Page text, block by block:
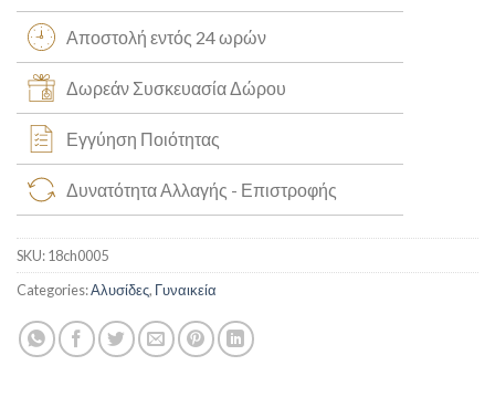
Αποστολή εντός 24 ωρών
Δωρεάν Συσκευασία Δώρου
Εγγύηση Ποιότητας
Δυνατότητα Αλλαγής - Επιστροφής
SKU:18ch0005
Categories:Αλυσίδες, Γυναικεία